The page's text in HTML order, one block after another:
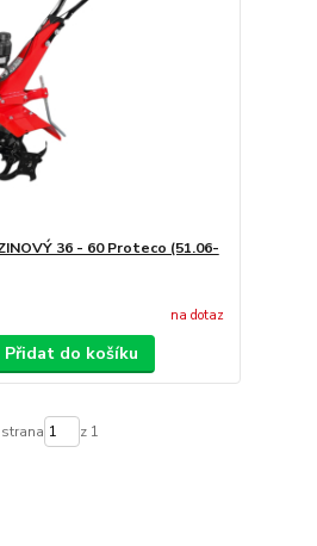
36 - 60 Proteco (51.06-
na dotaz
Přidat do košíku
strana z 1